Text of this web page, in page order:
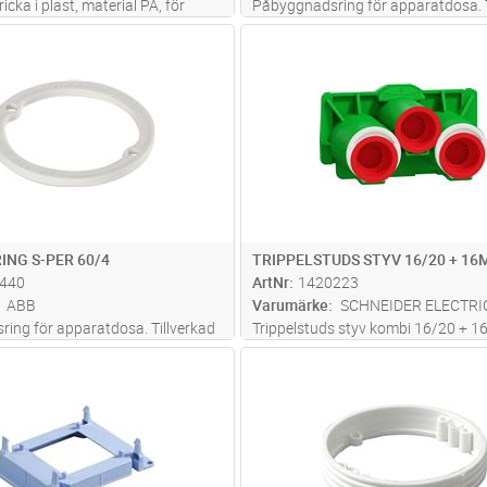
i plast, material PA, för
med utvändiga
Påbyggnadsring för apparatdosa.
av halogenfritt material
S-PER 60/4
ABB
för apparatdosa. Tillverkad
material
TRIPPELSTUDS STYV 16/20 +
ArtNr 1420223
Varumärke
SCHNEIDER
Trippelstuds styv kombi 16/20 +